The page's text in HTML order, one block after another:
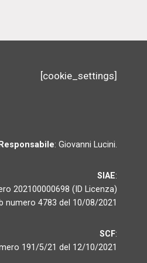
[cookie_settings]
: Giovanni Lucini.
SIAE:
202100000698 (ID Licenza)
numero 4783 del 10/08/2021
SCF:
191/5/21 del 12/10/2021